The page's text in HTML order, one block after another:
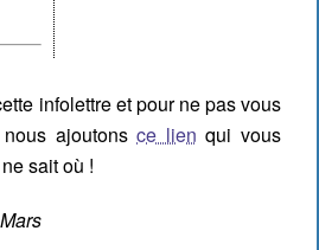
infolettre et pour ne pas vous
ajoutonsce lien qui vous
sait où !